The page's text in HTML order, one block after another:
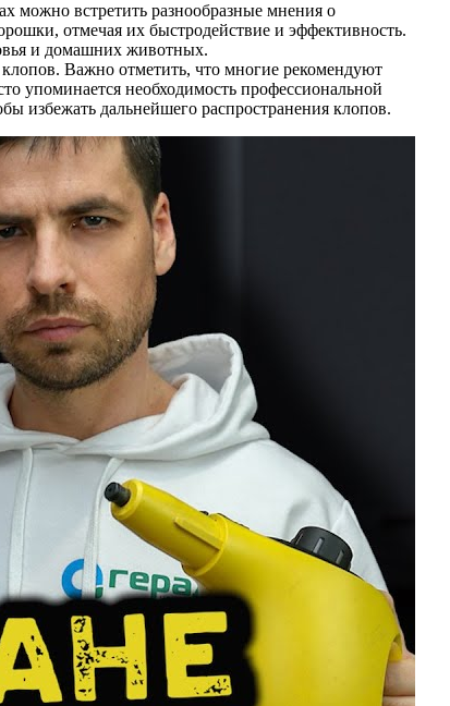
можно встретить разнообразные мнения о
отмечая их быстродействие и эффективность.
и домашних животных.
Важно отметить, что многие рекомендуют
упоминается необходимость профессиональной
избежать дальнейшего распространения клопов.